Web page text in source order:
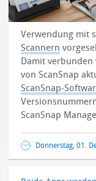
Verwendung mit
Scannern
Damit
von ScanSnap
ScanSnap-
ScanSnap
Donnerstag, 01.